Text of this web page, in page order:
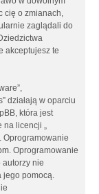
cię o zmianach,
zaglądali do
akceptujesz te
działają w oparciu
która jest
na licencji „
Oprogramowanie
. Oprogramowanie
autorzy nie
jego pomocą.